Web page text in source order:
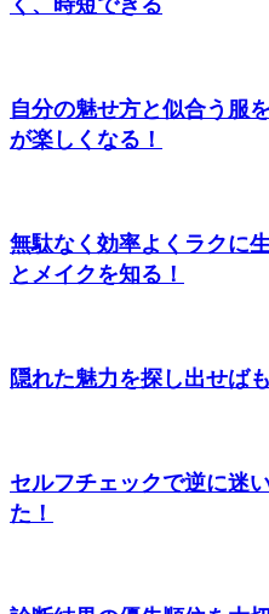
く、時短できる
自分の魅せ方と似合う服
が楽しくなる！
無駄なく効率よくラクに
とメイクを知る！
隠れた魅力を探し出せば
セルフチェックで逆に迷
た！